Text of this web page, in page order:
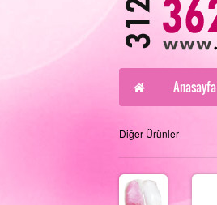
Anasayfa
Diğer Ürünler